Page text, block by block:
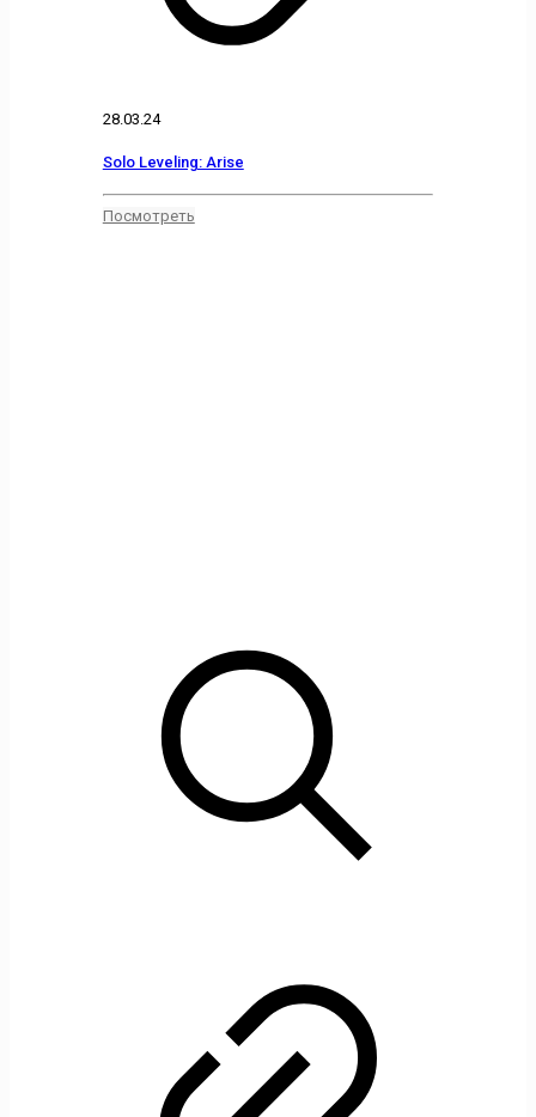
28.03.24
Solo Leveling: Arise
Посмотреть